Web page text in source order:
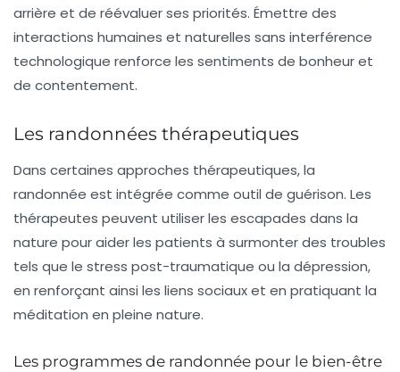
arrière et de réévaluer ses priorités. Émettre des
interactions humaines et naturelles sans interférence
technologique renforce les sentiments de bonheur et
de contentement.
Les randonnées thérapeutiques
Dans certaines approches thérapeutiques, la
randonnée est intégrée comme outil de guérison. Les
thérapeutes peuvent utiliser les escapades dans la
nature pour aider les patients à surmonter des troubles
tels que le stress post-traumatique ou la dépression,
en renforçant ainsi les liens sociaux et en pratiquant la
méditation en pleine nature.
Les programmes de randonnée pour le bien-être